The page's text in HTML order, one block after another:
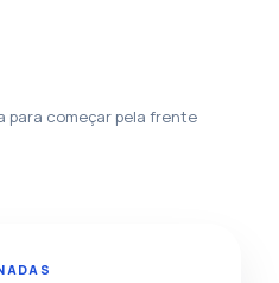
para começar pela frente